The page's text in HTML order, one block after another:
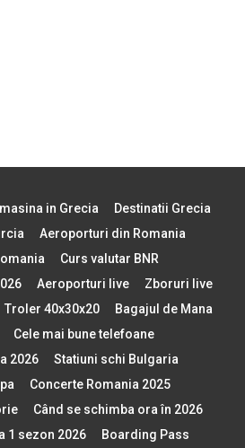
in Grecia
Destinatii Grecia
Aeroporturi din Romania
Curs valutar BNR
Aeroporturi live
Zboruri live
Troler 40x30x20
Bagajul de Mana
Cele mai bune telefoane
2026
Statiuni schi Bulgaria
Concerte Romania 2025
Când se schimba ora în 2026
1 sezon 2026
Boarding Pass